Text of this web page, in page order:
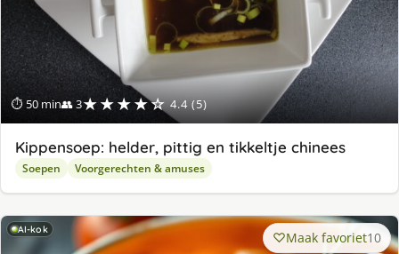
⏱ 50 min👥 3★★★★☆ 4.4 (5)
Kippensoep: helder, pittig en tikkeltje chinees
Soepen Voorgerechten & amuses
AI-kok Maak favoriet10